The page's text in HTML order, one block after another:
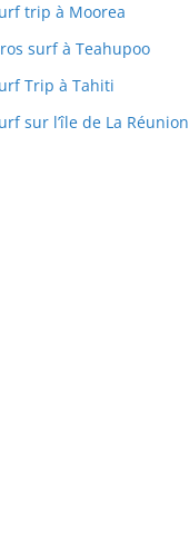
trip à Moorea
surf à Teahupoo
Trip à Tahiti
sur l’île de La Réunion